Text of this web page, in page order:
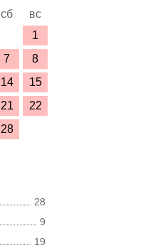
сб
вс
1
7
8
14
15
21
22
28
28
9
19